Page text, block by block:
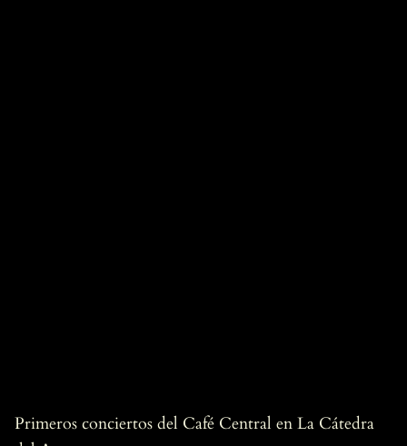
Primeros conciertos del Café Central en La Cátedra